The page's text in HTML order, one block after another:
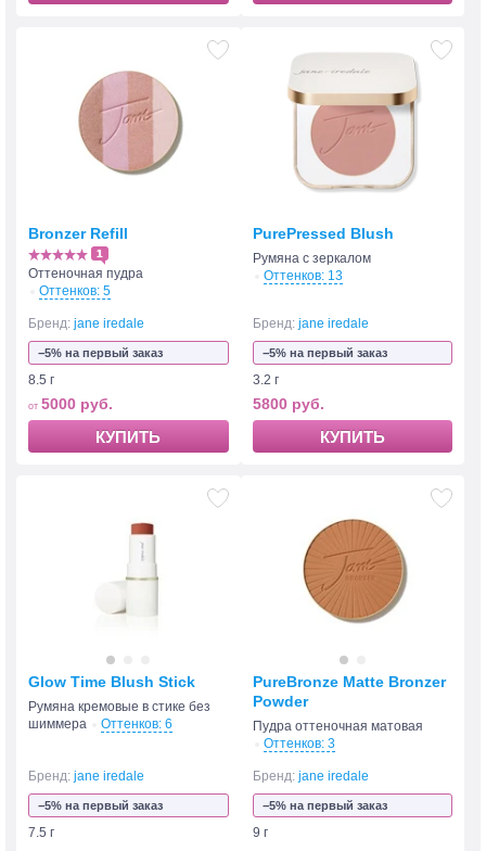
Bronzer Refill
1
Оттеночная пудра
Оттенков: 5
Бренд: jane iredale
−5% на первый заказ
8.5 г
5000 руб.
КУПИТЬ
PurePressed Blush
Румяна с зеркалом
Оттенков: 13
Бренд: jane iredale
−5% на первый заказ
3.2 г
5800 руб.
КУПИТЬ
Glow Time Blush Stick
Румяна кремовые в стике без
шиммера
Оттенков: 6
Бренд: jane iredale
−5% на первый заказ
7.5 г
PureBronze Matte Bronzer
Powder
Пудра оттеночная матовая
Оттенков: 3
Бренд: jane iredale
−5% на первый заказ
9 г